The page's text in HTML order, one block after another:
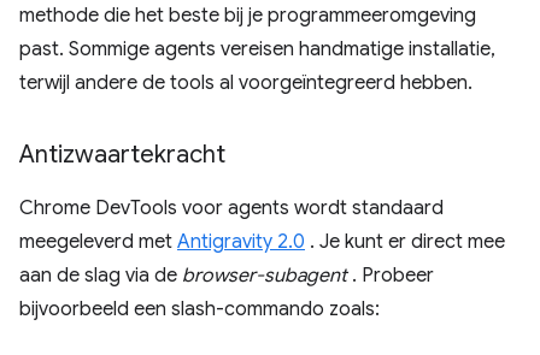
methode die het beste bij je programmeeromgeving
past. Sommige agents vereisen handmatige installatie,
terwijl andere de tools al voorgeïntegreerd hebben.
Antizwaartekracht
Chrome DevTools voor agents wordt standaard
meegeleverd met Antigravity 2.0 . Je kunt er direct mee
aan de slag via de browser-subagent. Probeer
bijvoorbeeld een slash-commando zoals: